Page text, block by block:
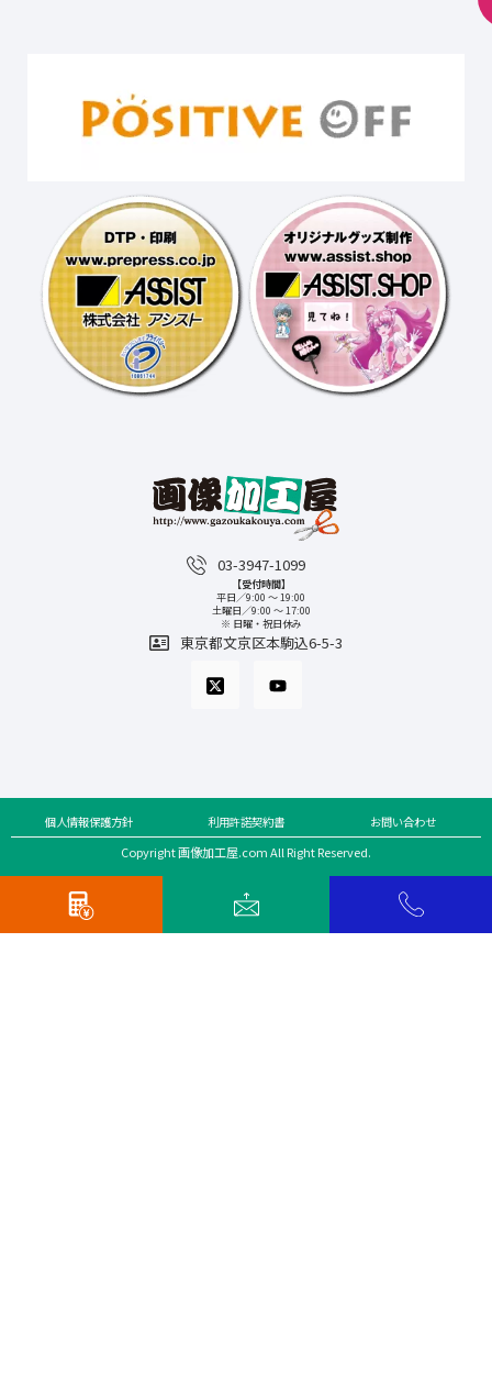
03-3947-1099
【受付時間】
平日／9:00 〜 19:00
土曜日／9:00 〜 17:00
※ 日曜・祝日休み
東京都文京区本駒込6-5-3
個人情報保護方針 利用許諾契約書 お問い合わせ
Copyright 画像加工屋.com All Right Reserved.